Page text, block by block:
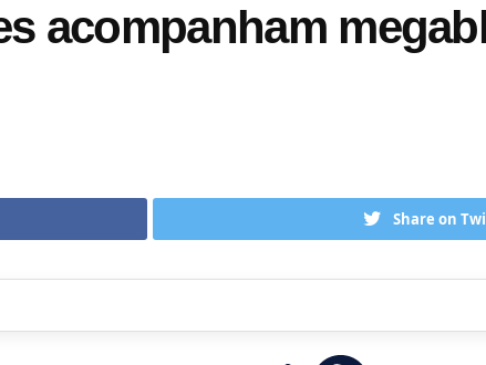
acompanham
Share on